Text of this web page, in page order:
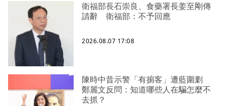
衛福部長石崇良、食藥署長姜至剛傳
請辭 衛福部：不予回應
2026.08.07 17:08
陳時中昔示警「有掮客」遭藍圍剿
鄭麗文反問：知道哪些人在騙怎麼不
去抓？